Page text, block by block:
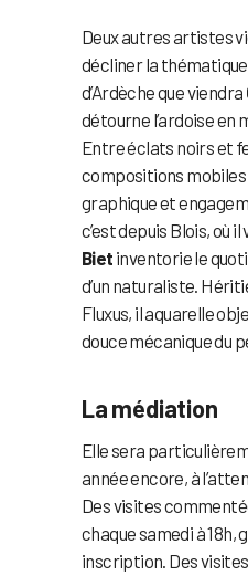
Deux autres artistes
décliner la
d’Ardèche que viendra
détourne l’ardoise en
Entre éclats noirs et
compositions
graphique et
c’est depuis Blois, où
Biet inventorie le
d’un naturaliste.
Fluxus, il aquarelle
douce mécanique du
La médiation
Elle sera
année encore, à
Des visites
chaque samedi à
inscription. Des